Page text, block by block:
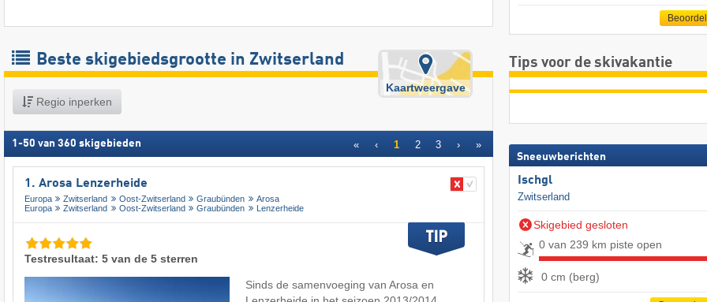
Beste skigebiedsgrootte in Zwitserland
Regio inperken
Kaartweergave
1 -50 van 360 skigebieden « ‹ 1 2 3 › »
1. Arosa Lenzerheide
Europa Zwitserland Oost-Zwitserland Graubünden
Arosa
Europa
Zwitserland Oost-Zwitserland Graubünden Lenzerheide
Testresultaat: 5 van de 5 sterren
Sinds de samenvoeging van Arosa en
Tips voor de skivakantie
Sneeuwberichten
Ischgl
Zwitserland
Skigebied gesloten
0 van 239 km piste open
0 cm (berg)